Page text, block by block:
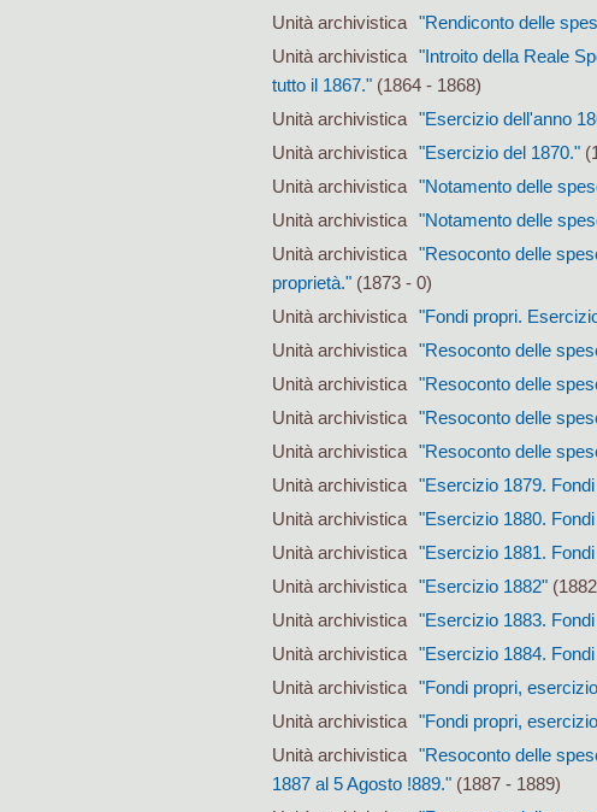
Unità archivistica
"Rendiconto delle
Unità archivistica
"Introito della Reale
tutto il 1867." (1864 - 1868)
Unità archivistica
"Esercizio dell'anno
Unità archivistica
"Esercizio del 1870."
Unità archivistica
"Notamento delle
Unità archivistica
"Notamento delle
Unità archivistica
"Resoconto delle
proprietà." (1873 - 0)
Unità archivistica
"Fondi propri.
Unità archivistica
"Resoconto delle
Unità archivistica
"Resoconto delle
Unità archivistica
"Resoconto delle
Unità archivistica
"Resoconto delle
Unità archivistica
"Esercizio 1879.
Unità archivistica
"Esercizio 1880.
Unità archivistica
"Esercizio 1881.
Unità archivistica
"Esercizio 1882"
Unità archivistica
"Esercizio 1883.
Unità archivistica
"Esercizio 1884.
Unità archivistica
"Fondi propri,
Unità archivistica
"Fondi propri,
Unità archivistica
"Resoconto delle
1887 al 5 Agosto !889." (1887 - 1889)